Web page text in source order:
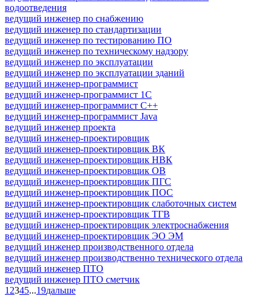
водоотведения
ведущий инженер по снабжению
ведущий инженер по стандартизации
ведущий инженер по тестированию ПО
ведущий инженер по техническому надзору
ведущий инженер по эксплуатации
ведущий инженер по эксплуатации зданий
ведущий инженер-программист
ведущий инженер-программист 1С
ведущий инженер-программист C++
ведущий инженер-программист Java
ведущий инженер проекта
ведущий инженер-проектировщик
ведущий инженер-проектировщик ВК
ведущий инженер-проектировщик НВК
ведущий инженер-проектировщик ОВ
ведущий инженер-проектировщик ПГС
ведущий инженер-проектировщик ПОС
ведущий инженер-проектировщик слаботочных систем
ведущий инженер-проектировщик ТГВ
ведущий инженер-проектировщик электроснабжения
ведущий инженер-проектировщик ЭО ЭМ
ведущий инженер производственного отдела
ведущий инженер производственно технического отдела
ведущий инженер ПТО
ведущий инженер ПТО сметчик
1 2345...19дальше